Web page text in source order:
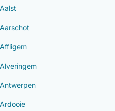
Aalst
Aarschot
Affligem
Alveringem
Antwerpen
Ardooie